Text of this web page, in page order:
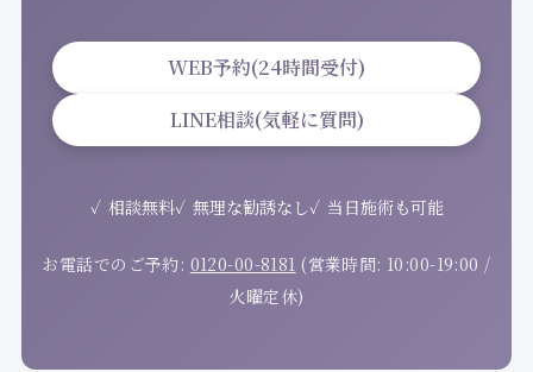
WEB予約(24時間受付)
LINE相談(気軽に質問)
相談無料 無理な勧誘なし 当日施術も可能
お電話でのご予約: 0120-00-8181 (営業時間: 10:00-19:00 /
火曜定休)